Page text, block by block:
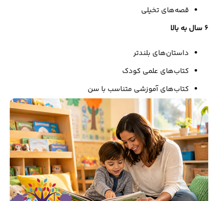
قصه‌های تخیلی
6 سال به بالا
داستان‌های بلندتر
کتاب‌های علمی کودک
کتاب‌های آموزشی متناسب با سن